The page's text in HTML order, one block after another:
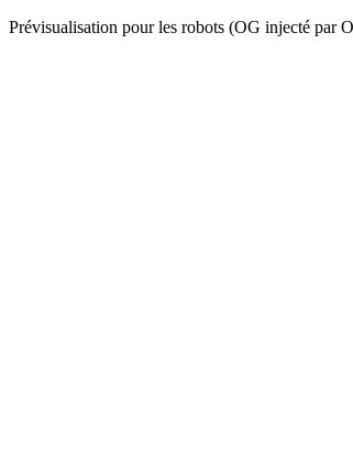
Prévisualisation pour les robots (OG injecté par